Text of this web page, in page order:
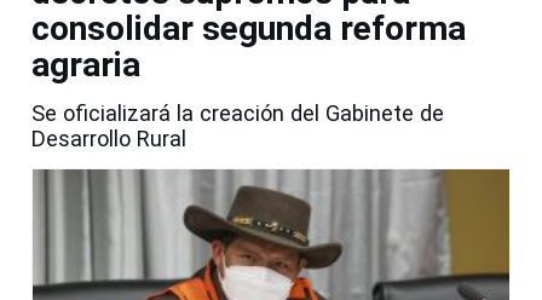
consolidar segunda reforma
agraria
Se oficializará la creación del Gabinete de
Desarrollo Rural